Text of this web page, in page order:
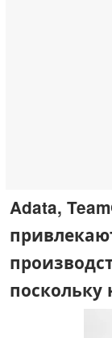
Adata,
поскольку